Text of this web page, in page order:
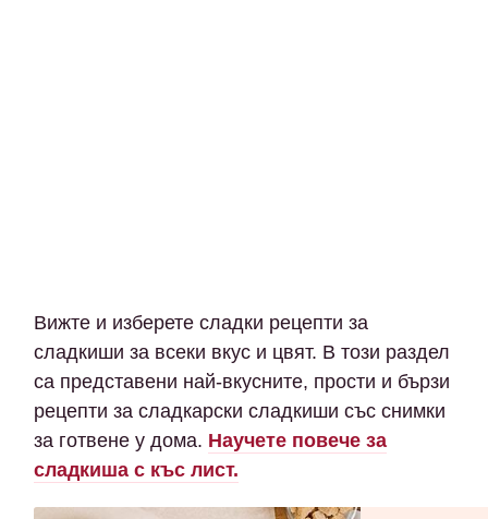
Вижте и изберете сладки рецепти за
сладкиши за всеки вкус и цвят. В този раздел
са представени най-вкусните, прости и бързи
рецепти за сладкарски сладкиши със снимки
за готвене у дома. Научете повече за
сладкиша с къс лист.